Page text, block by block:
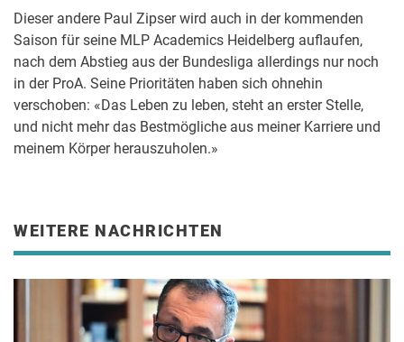
Dieser andere Paul Zipser wird auch in der kommenden
Saison für seine MLP Academics Heidelberg auflaufen,
nach dem Abstieg aus der Bundesliga allerdings nur noch
in der ProA. Seine Prioritäten haben sich ohnehin
verschoben: «Das Leben zu leben, steht an erster Stelle,
und nicht mehr das Bestmögliche aus meiner Karriere und
meinem Körper herauszuholen.»
WEITERE NACHRICHTEN